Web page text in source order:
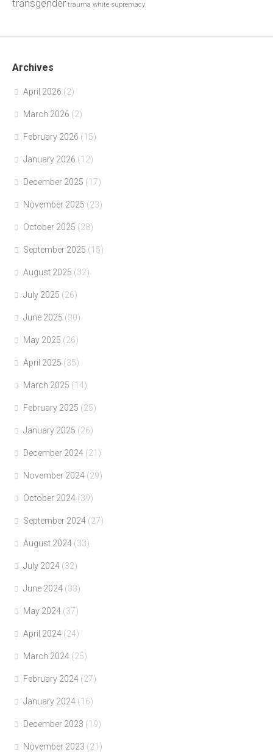
transgender trauma white supremacy
Archives
April 2026 (2)
March 2026 (2)
February 2026 (15)
January 2026 (12)
December 2025 (17)
November 2025 (23)
October 2025 (28)
September 2025 (15)
August 2025 (32)
July 2025 (26)
June 2025 (30)
May 2025 (26)
April 2025 (35)
March 2025 (14)
February 2025 (25)
January 2025 (26)
December 2024 (21)
November 2024 (29)
October 2024 (39)
September 2024 (27)
August 2024 (33)
July 2024 (32)
June 2024 (33)
May 2024 (37)
April 2024 (24)
March 2024 (25)
February 2024 (27)
January 2024 (16)
December 2023 (19)
November 2023 (21)